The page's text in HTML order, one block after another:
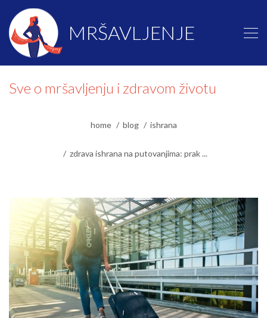
MRŠAVLJENJE
Sve o mršavljenju i zdravom životu
home blog ishrana
zdrava ishrana na putovanjima: prak ...